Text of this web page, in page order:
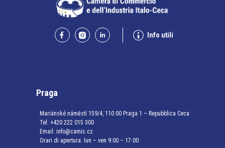
Info utili
Praga
Mariánské náměstí 159/4, 110 00 Praga 1 – Repubblica Ceca
Tel: +420 222 015 300
Email: info@camic.cz
Orari di apertura: lun – ven 9:00 – 17:00